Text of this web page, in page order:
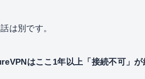
は別です。
はここ1年以上「接続不可」が